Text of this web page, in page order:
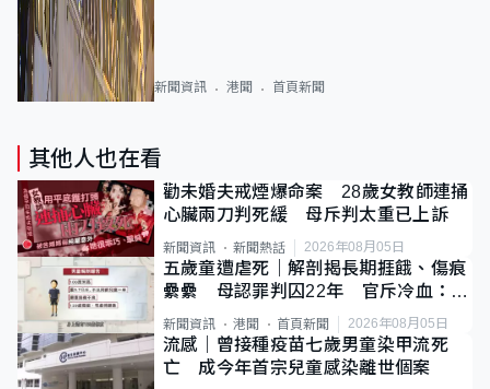
新聞資訊 港聞 首頁新聞
其他人也在看
勸未婚夫戒煙爆命案 28歲女教師連捅
心臟兩刀判死緩 母斥判太重已上訴
新聞資訊 新聞熱話 2026年08月05日
五歲童遭虐死｜解剖揭長期捱餓、傷痕
纍纍 母認罪判囚22年 官斥冷血：同
類案最惡劣
新聞資訊 港聞 首頁新聞 2026年08月05日
流感｜曾接種疫苗七歲男童染甲流死
亡 成今年首宗兒童感染離世個案